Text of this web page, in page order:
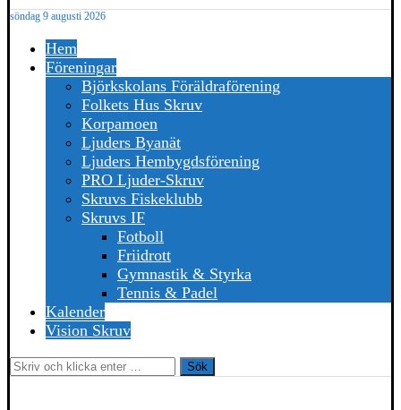
söndag 9 augusti 2026
Hem
Föreningar
Björkskolans Föräldraförening
Folkets Hus Skruv
Korpamoen
Ljuders Byanät
Ljuders Hembygdsförening
PRO Ljuder-Skruv
Skruvs Fiskeklubb
Skruvs IF
Fotboll
Friidrott
Gymnastik & Styrka
Tennis & Padel
Kalender
Vision Skruv
Sök